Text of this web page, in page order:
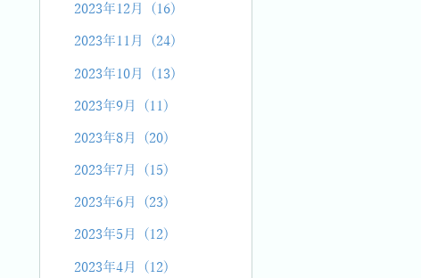
2023年12月 (16)
2023年11月 (24)
2023年10月 (13)
2023年9月 (11)
2023年8月 (20)
2023年7月 (15)
2023年6月 (23)
2023年5月 (12)
2023年4月 (12)